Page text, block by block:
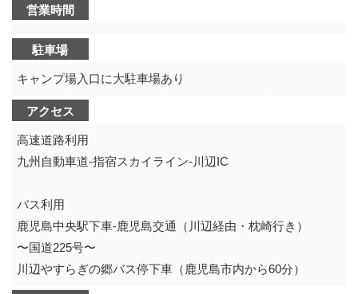
営業時間
駐車場
キャンプ場入口に大駐車場あり
アクセス
高速道路利用
九州自動車道-指宿スカイライン-川辺IC
バス利用
鹿児島中央駅下車-鹿児島交通（川辺経由・枕崎行き）
〜国道225号〜
川辺やすらぎの郷バス停下車（鹿児島市内から60分）